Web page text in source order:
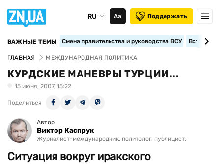
RU Аа Поддержать
ВАЖНЫЕ ТЕМЫ Смена правительства и руководства ВСУ
ГЛАВНАЯ МЕЖДУНАРОДНАЯ ПОЛИТИКА
КУРДСКИЕ МАНЕВРЫ ТУРЦИИ...
15 июня, 2007, 15:22
Поделиться
Автор
Виктор Каспрук
Журналист-международник, политолог, публицист.
Ситуация вокруг иракского